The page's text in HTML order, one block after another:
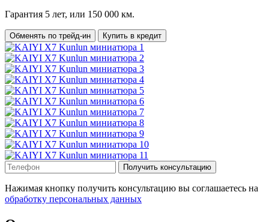
Гарантия 5 лет, или 150 000 км.
Обменять по трейд-ин Купить в кредит
Получить консультацию
Нажимая кнопку получить консультацию вы соглашаетесь на
обработку персональных данных